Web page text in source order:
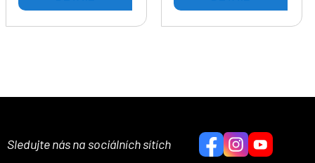
Sledujte nás na sociálních sítích